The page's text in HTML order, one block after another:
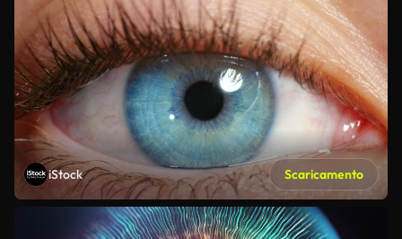
iStock Scaricamento